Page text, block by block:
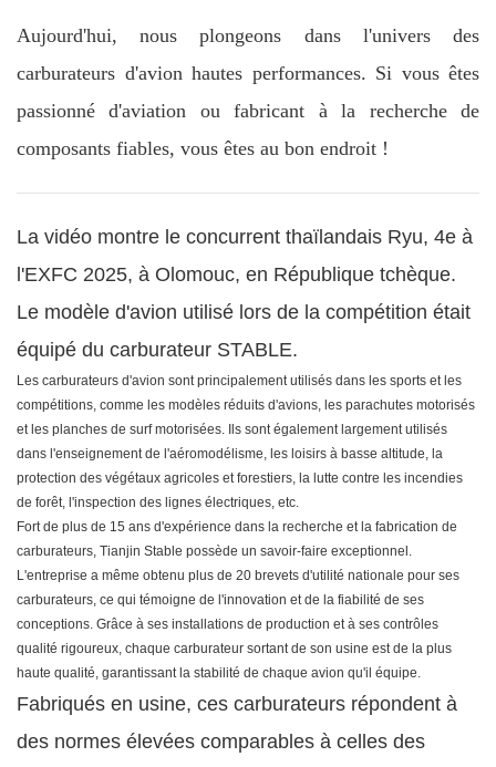
Aujourd'hui, nous plongeons dans l'univers des
carburateurs d'avion hautes performances. Si vous êtes
passionné d'aviation ou fabricant à la recherche de
composants fiables, vous êtes au bon endroit !
La vidéo montre le concurrent thaïlandais Ryu, 4e à
l'EXFC 2025, à Olomouc, en République tchèque.
Le modèle d'avion utilisé lors de la compétition était
équipé du carburateur STABLE.
Les carburateurs d'avion sont principalement utilisés dans les sports et les
compétitions, comme les modèles réduits d'avions, les parachutes motorisés
et les planches de surf motorisées. Ils sont également largement utilisés
dans l'enseignement de l'aéromodélisme, les loisirs à basse altitude, la
protection des végétaux agricoles et forestiers, la lutte contre les incendies
de forêt, l'inspection des lignes électriques, etc.
Fort de plus de 15 ans d'expérience dans la recherche et la fabrication de
carburateurs, Tianjin Stable possède un savoir-faire exceptionnel.
L'entreprise a même obtenu plus de 20 brevets d'utilité nationale pour ses
carburateurs, ce qui témoigne de l'innovation et de la fiabilité de ses
conceptions. Grâce à ses installations de production et à ses contrôles
qualité rigoureux, chaque carburateur sortant de son usine est de la plus
haute qualité, garantissant la stabilité de chaque avion qu'il équipe.
Fabriqués en usine, ces carburateurs répondent à
des normes élevées comparables à celles des